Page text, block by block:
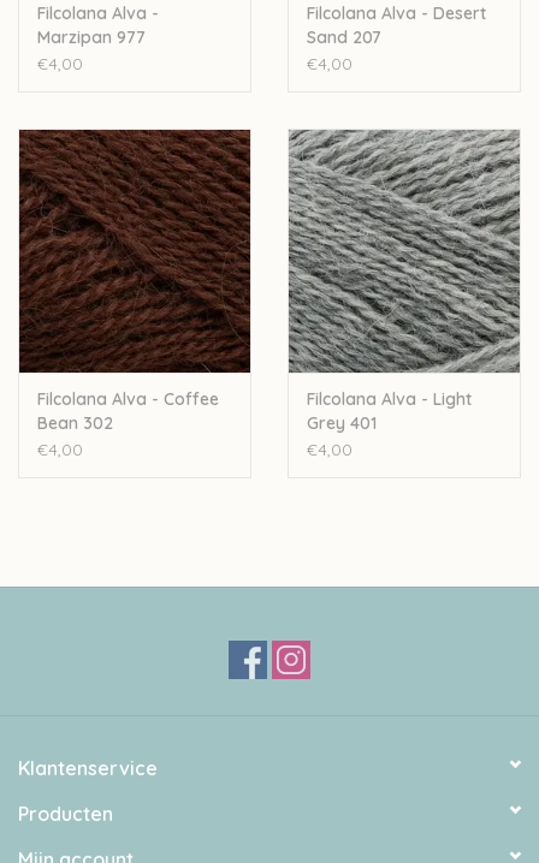
Filcolana Alva -
Marzipan 977
€4,00
Filcolana Alva - Desert
Sand 207
€4,00
Filcolana Alva - Coffee
Bean 302
€4,00
Filcolana Alva - Light
Grey 401
€4,00
Klantenservice
Producten